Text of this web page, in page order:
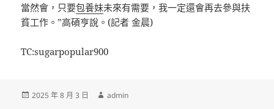
當然會，只要包養妹未來有需要，我一定還會再去參與扶
貧工作。”高碩亨說。(記者 金晨)
TC:sugarpopular900
發
2025 年 8 月 3 日
作
admin